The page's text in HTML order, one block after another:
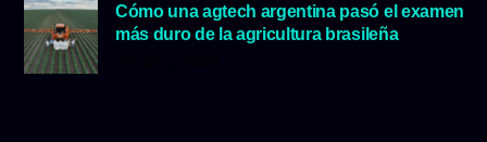
Cómo una agtech argentina pasó el examen
más duro de la agricultura brasileña